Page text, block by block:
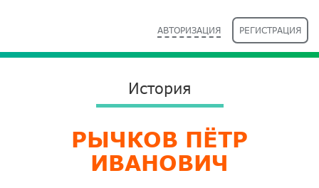
АВТОРИЗАЦИЯ РЕГИСТРАЦИЯ
История
РЫЧКОВ ПЁТР
ИВАНОВИЧ